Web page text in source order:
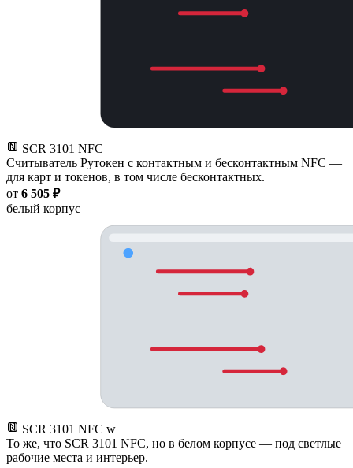
SCR 3101 NFC
Считыватель Рутокен с контактным и бесконтактным NFC —
для карт и токенов, в том числе бесконтактных.
от 6 505 ₽
белый корпус
SCR 3101 NFC w
То же, что SCR 3101 NFC, но в белом корпусе — под светлые
рабочие места и интерьер.